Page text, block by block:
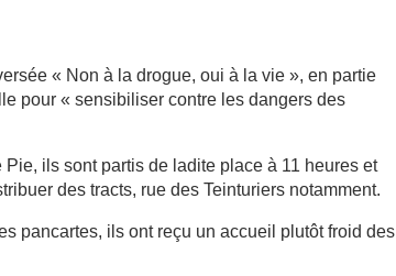
« Non à la drogue, oui à la vie », en partie
pour « sensibiliser contre les dangers des
Pie, ils sont partis de ladite place à 11 heures et
des tracts, rue des Teinturiers notamment.
pancartes, ils ont reçu un accueil plutôt froid des